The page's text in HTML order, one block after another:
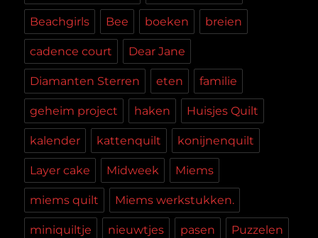
Beachgirls Bee boeken breien
cadence court Dear Jane
Diamanten Sterren eten familie
geheim project haken Huisjes Quilt
kalender kattenquilt konijnenquilt
Layer cake Midweek Miems
miems quilt Miems werkstukken.
miniquiltje nieuwtjes pasen Puzzelen